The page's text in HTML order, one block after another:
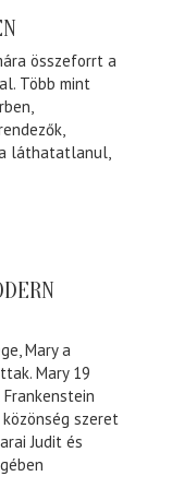
összeforrt a
Több mint
láthatatlanul,
Mary a
Mary 19
szeret
Judit és